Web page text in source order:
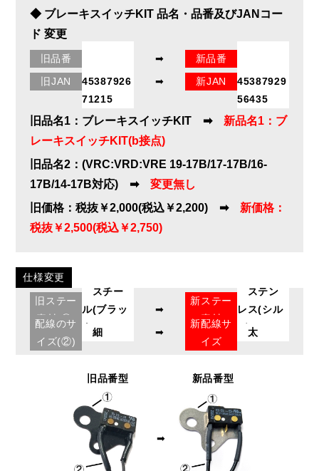
◆ ブレーキスイッチKIT 品名・品番及びJANコー
ド 変更
旧品番 ➡ 新品番
29000259
旧JAN
45387926
71215
➡ 新JAN
45387929
56435
旧品名1：ブレーキスイッチKIT ➡ 新品名1：ブ
レーキスイッチKIT(b接点)
旧品名2：(VRC:VRD:VRE 19-17B/17-17B/16-
17B/14-17B対応) ➡変更無し
旧価格：税抜￥2,000(税込￥2,200) ➡ 新価格：
税抜￥2,500(税込￥2,750)
仕様変更
旧ステー
素材(①)
スチー
ル(ブラッ
ク)
➡
新ステー
素材
ステン
レス(シル
バー)
配線のサ
イズ(②)
細 ➡
新配線サ
イズ
太
旧品番型 新品番型
➡